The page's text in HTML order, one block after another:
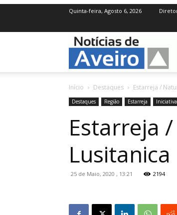
Quinta-feira, Agosto 6, 2026
Início Destaques Estarreja /
Destaques Região Estarreja
Estarreja
Lusitanica
25 de Maio, 2020 , 13:21 2194